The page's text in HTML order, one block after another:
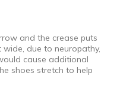
and the crease puts
due to neuropathy,
cause additional
shoes stretch to help